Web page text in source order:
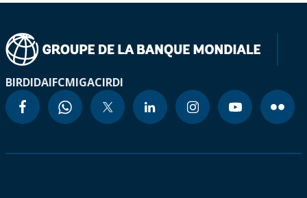
BIRDIDAIFCMIGACIRDI